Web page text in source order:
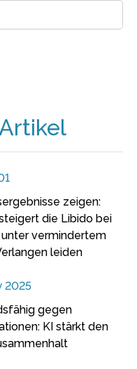
zeigen:
die Libido bei
unter vermindertem
leiden
2025
gegen
KI stärkt den